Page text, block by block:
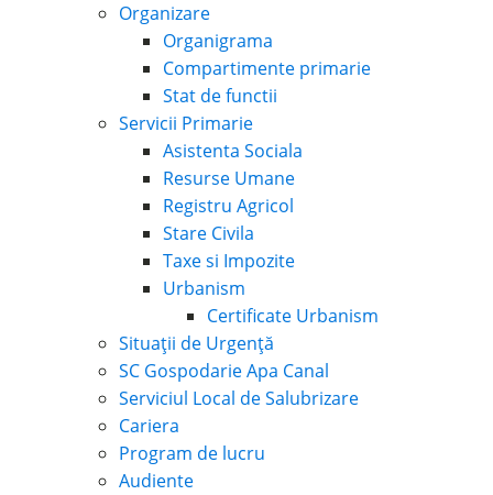
Organizare
Organigrama
Compartimente primarie
Stat de functii
Servicii Primarie
Asistenta Sociala
Resurse Umane
Registru Agricol
Stare Civila
Taxe si Impozite
Urbanism
Certificate Urbanism
Situații de Urgență
SC Gospodarie Apa Canal
Serviciul Local de Salubrizare
Cariera
Program de lucru
Audiente